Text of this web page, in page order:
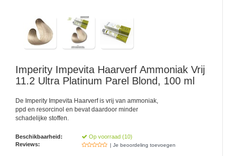
Imperity Impevita Haarverf Ammoniak Vrij
11.2 Ultra Platinum Parel Blond, 100 ml
De Imperity Impevita Haarverf is vrij van ammoniak,
ppd en resorcinol en bevat daardoor minder
schadelijke stoffen.
Beschikbaarheid:
Op voorraad (10)
Reviews:
| Je beoordeling toevoegen